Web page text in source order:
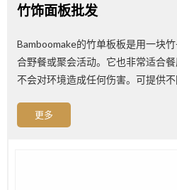
竹饰面板批发
Bamboomake的竹单板板是用一块
合野餐或聚会活动。它也非常适合
不会对环境造成任何伤害。可提供不
更多